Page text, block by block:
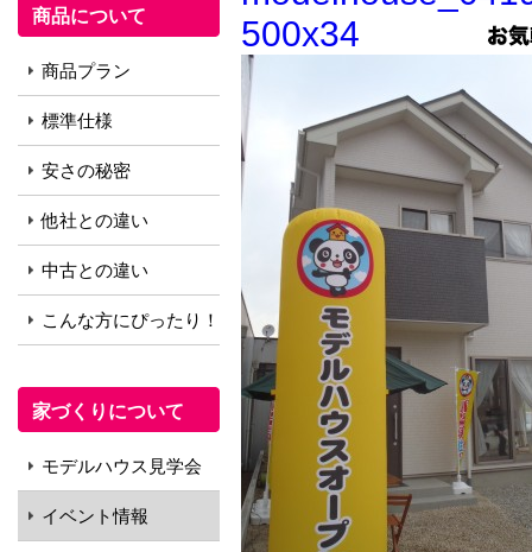
商品について
商品プラン
標準仕様
安さの秘密
他社との違い
中古との違い
こんな方にぴったり！
家づくりについて
モデルハウス見学会
イベント情報